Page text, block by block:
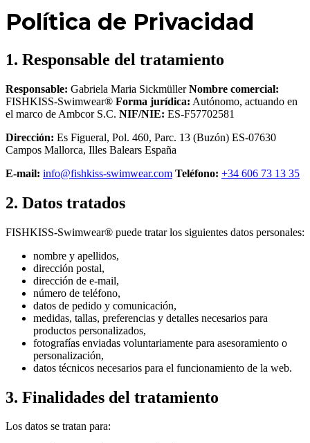
Política de Privacidad
1. Responsable del tratamiento
Responsable: Gabriela Maria SickmüllerNombre comercial:
FISHKISS-Swimwear® Forma jurídica: Autónomo, actuando en
el marco de Ambcor S.C. NIF/NIE: ES-F57702581
Dirección: Es Figueral, Pol. 460, Parc. 13 (Buzón) ES-07630
Campos Mallorca, Illes Balears España
E-mail: info@fishkiss-swimwear.com Teléfono: +34 606 73 13 35
2. Datos tratados
FISHKISS-Swimwear® puede tratar los siguientes datos personales:
nombre y apellidos,
dirección postal,
dirección de e-mail,
número de teléfono,
datos de pedido y comunicación,
medidas, tallas, preferencias y detalles necesarios para
productos personalizados,
fotografías enviadas voluntariamente para asesoramiento o
personalización,
datos técnicos necesarios para el funcionamiento de la web.
3. Finalidades del tratamiento
Los datos se tratan para: